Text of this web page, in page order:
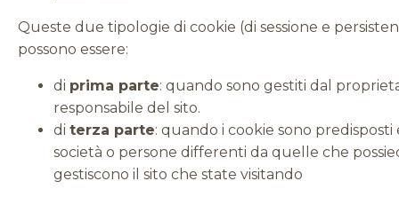
Queste due tipologie di cookie (di sessione e
possono essere:
di prima parte: quando sono gestiti dal
responsabile del sito.
di terza parte: quando i cookie sono predisposti
società o persone differenti da quelle che
gestiscono il sito che state visitando